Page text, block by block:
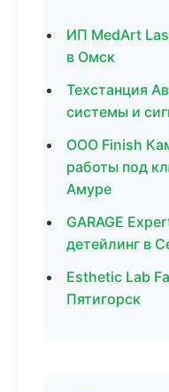
ИП MedArt
в Омск
Техстанция
системы и
ООО Finish
работы под
Амуре
GARAGE
детейлинг в
Esthetic Lab
Пятигорск